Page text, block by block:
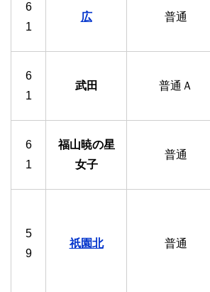
6
1
広 普通
6
1
武田 普通Ａ
6
1
福山暁の星
女子
普通
5
9
祇園北 普通